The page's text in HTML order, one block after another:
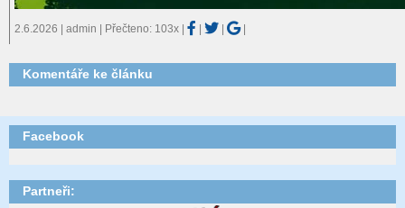
2.6.2026 | admin | Přečteno: 103x |
Komentáře ke článku
Facebook
Partneři: